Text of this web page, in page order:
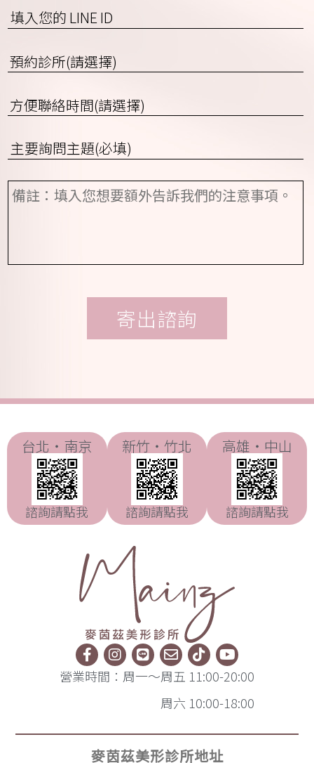
區
碼)
行
動
電
話
填
入
的
ID
預
約
所
選
擇)
方
便
絡
間
(請
詢
問
項
目
備
註
台北・南京
諮詢請點我
新竹・竹北
諮詢請點我
高雄・中山
諮詢請點我
營業時間：周一～周五 11:00-20:00
周六 10:00-18:00
麥茵茲美形診所地址